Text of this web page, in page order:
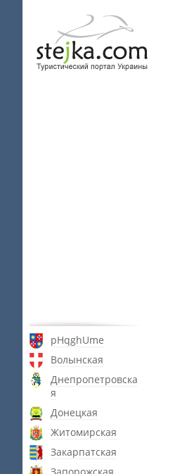
pHqghUme
Волынская
Днепропетровска
я
Донецкая
Житомирская
Закарпатская